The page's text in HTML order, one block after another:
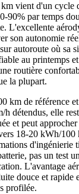
vient d'un cycle
90% par temps
L'excellente
son autonomie
autoroute où sa
au printemps
routière
la plupart.
km de référence
détendus, elle
et peut
18-20 kWh/
d'ingénierie
pas un test
L'avantage
douce et rapide
profilée.